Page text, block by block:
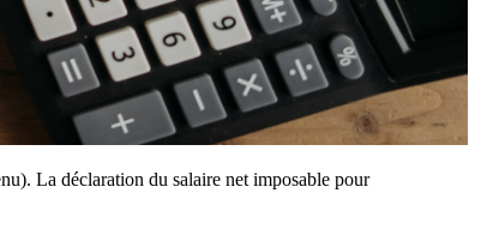
La déclaration du salaire net imposable pour